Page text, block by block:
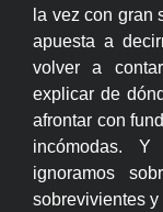
la vez con gran
apuesta a
volver a
explicar de
afrontar con
incómodas.
ignoramos
sobrevivientes y